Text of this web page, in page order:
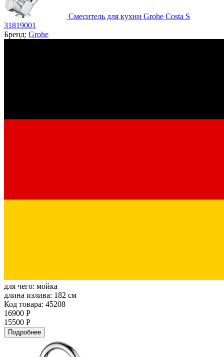
Смеситель для кухни Grohe Costa S
31819001
Бренд: Grohe
для чего: мойка
длина излива: 182 см
Код товара: 45208
16900 Р
15500 Р
Подробнее